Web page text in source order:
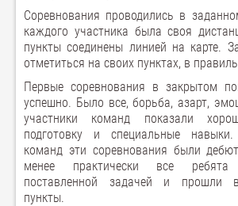
Соревнования проводились в
каждого участника была своя
пункты соединены линией на карте.
отметиться на своих пунктах, в
Первые соревнования в закрытом
успешно. Было все, борьба, азарт,
участники команд показали
подготовку и специальные
команд эти соревнования были
менее практически все
поставленной задачей и прошли
пункты.